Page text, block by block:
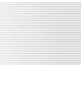
INCORONA CARAPAZ
PHILIPSEN SU